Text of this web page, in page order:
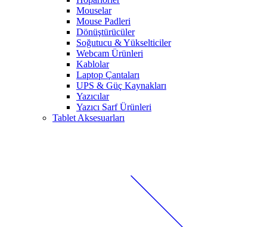
Mouselar
Mouse Padleri
Dönüştürücüler
Soğutucu & Yükselticiler
Webcam Ürünleri
Kablolar
Laptop Çantaları
UPS & Güç Kaynakları
Yazıcılar
Yazıcı Sarf Ürünleri
Tablet Aksesuarları